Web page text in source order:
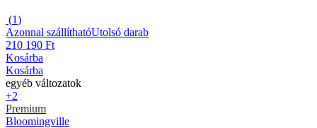
(1)
Azonnal szállíthatóUtolsó darab
210 190 Ft
Kosárba
Kosárba
egyéb változatok
+2
Premium
Bloomingville